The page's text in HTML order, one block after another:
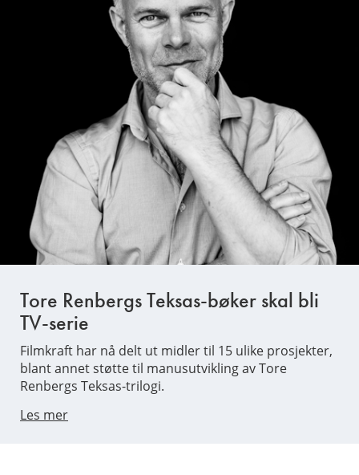
Tore Renbergs Teksas-bøker skal bli
TV-serie
Filmkraft har nå delt ut midler til 15 ulike prosjekter,
blant annet støtte til manusutvikling av Tore
Renbergs Teksas-trilogi.
Les mer